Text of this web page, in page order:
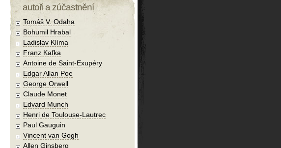
autoři a zúčastnění
Tomáš V. Odaha
Bohumil Hrabal
Ladislav Klíma
Franz Kafka
Antoine de Saint-Exupéry
Edgar Allan Poe
George Orwell
Claude Monet
Edvard Munch
Henri de Toulouse-Lautrec
Paul Gauguin
Vincent van Gogh
Allen Ginsberg